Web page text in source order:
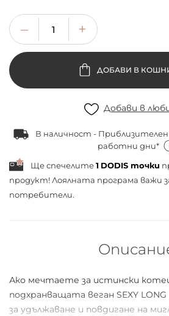
ДОБАВИ В
Добави в
В наличност - Приблизителен
работни дни*
Ще спечелите1 DODIS точки
продукт! Лоялната програма важи
потребители.
Ако мечтаете за истински
подхранващата веган SEXY
за удължаване и повдигане на